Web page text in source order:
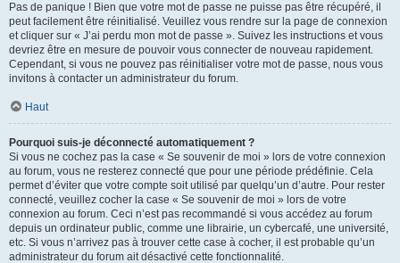
Pas de panique ! Bien que votre mot de passe ne puisse pas être récupéré, il
peut facilement être réinitialisé. Veuillez vous rendre sur la page de connexion
et cliquer sur « J’ai perdu mon mot de passe ». Suivez les instructions et vous
devriez être en mesure de pouvoir vous connecter de nouveau rapidement.
Cependant, si vous ne pouvez pas réinitialiser votre mot de passe, nous vous
invitons à contacter un administrateur du forum.
Haut
Pourquoi suis-je déconnecté automatiquement ?
Si vous ne cochez pas la case « Se souvenir de moi » lors de votre connexion
au forum, vous ne resterez connecté que pour une période prédéfinie. Cela
permet d’éviter que votre compte soit utilisé par quelqu’un d’autre. Pour rester
connecté, veuillez cocher la case « Se souvenir de moi » lors de votre
connexion au forum. Ceci n’est pas recommandé si vous accédez au forum
depuis un ordinateur public, comme une librairie, un cybercafé, une université,
etc. Si vous n’arrivez pas à trouver cette case à cocher, il est probable qu’un
administrateur du forum ait désactivé cette fonctionnalité.